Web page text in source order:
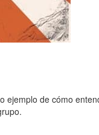
ejemplo de cómo